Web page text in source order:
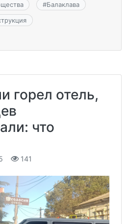
#Балаклава
горел отель,
что
141